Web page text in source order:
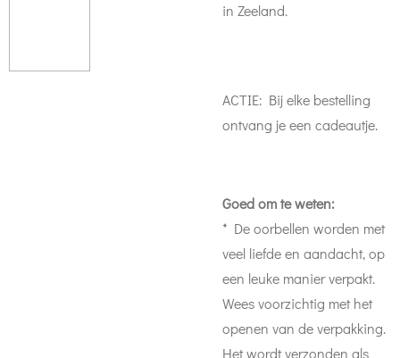
in Zeeland.
ACTIE: Bij elke bestelling
ontvang je een cadeautje.
Goed om te weten:
* De oorbellen worden met
veel liefde en aandacht, op
een leuke manier verpakt.
Wees voorzichtig met het
openen van de verpakking.
Het wordt verzonden als